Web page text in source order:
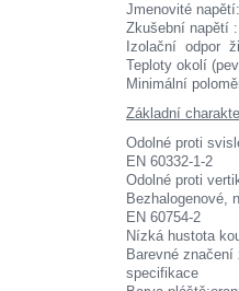
Jmenovité
Zkušební
Izolační
Teploty okolí
Minimální
Základní
Odolné proti
EN 60332-1-2
Odolné proti
Bezhalogenové,
EN 60754-2
Nízká hustota
Barevné značení
specifikace